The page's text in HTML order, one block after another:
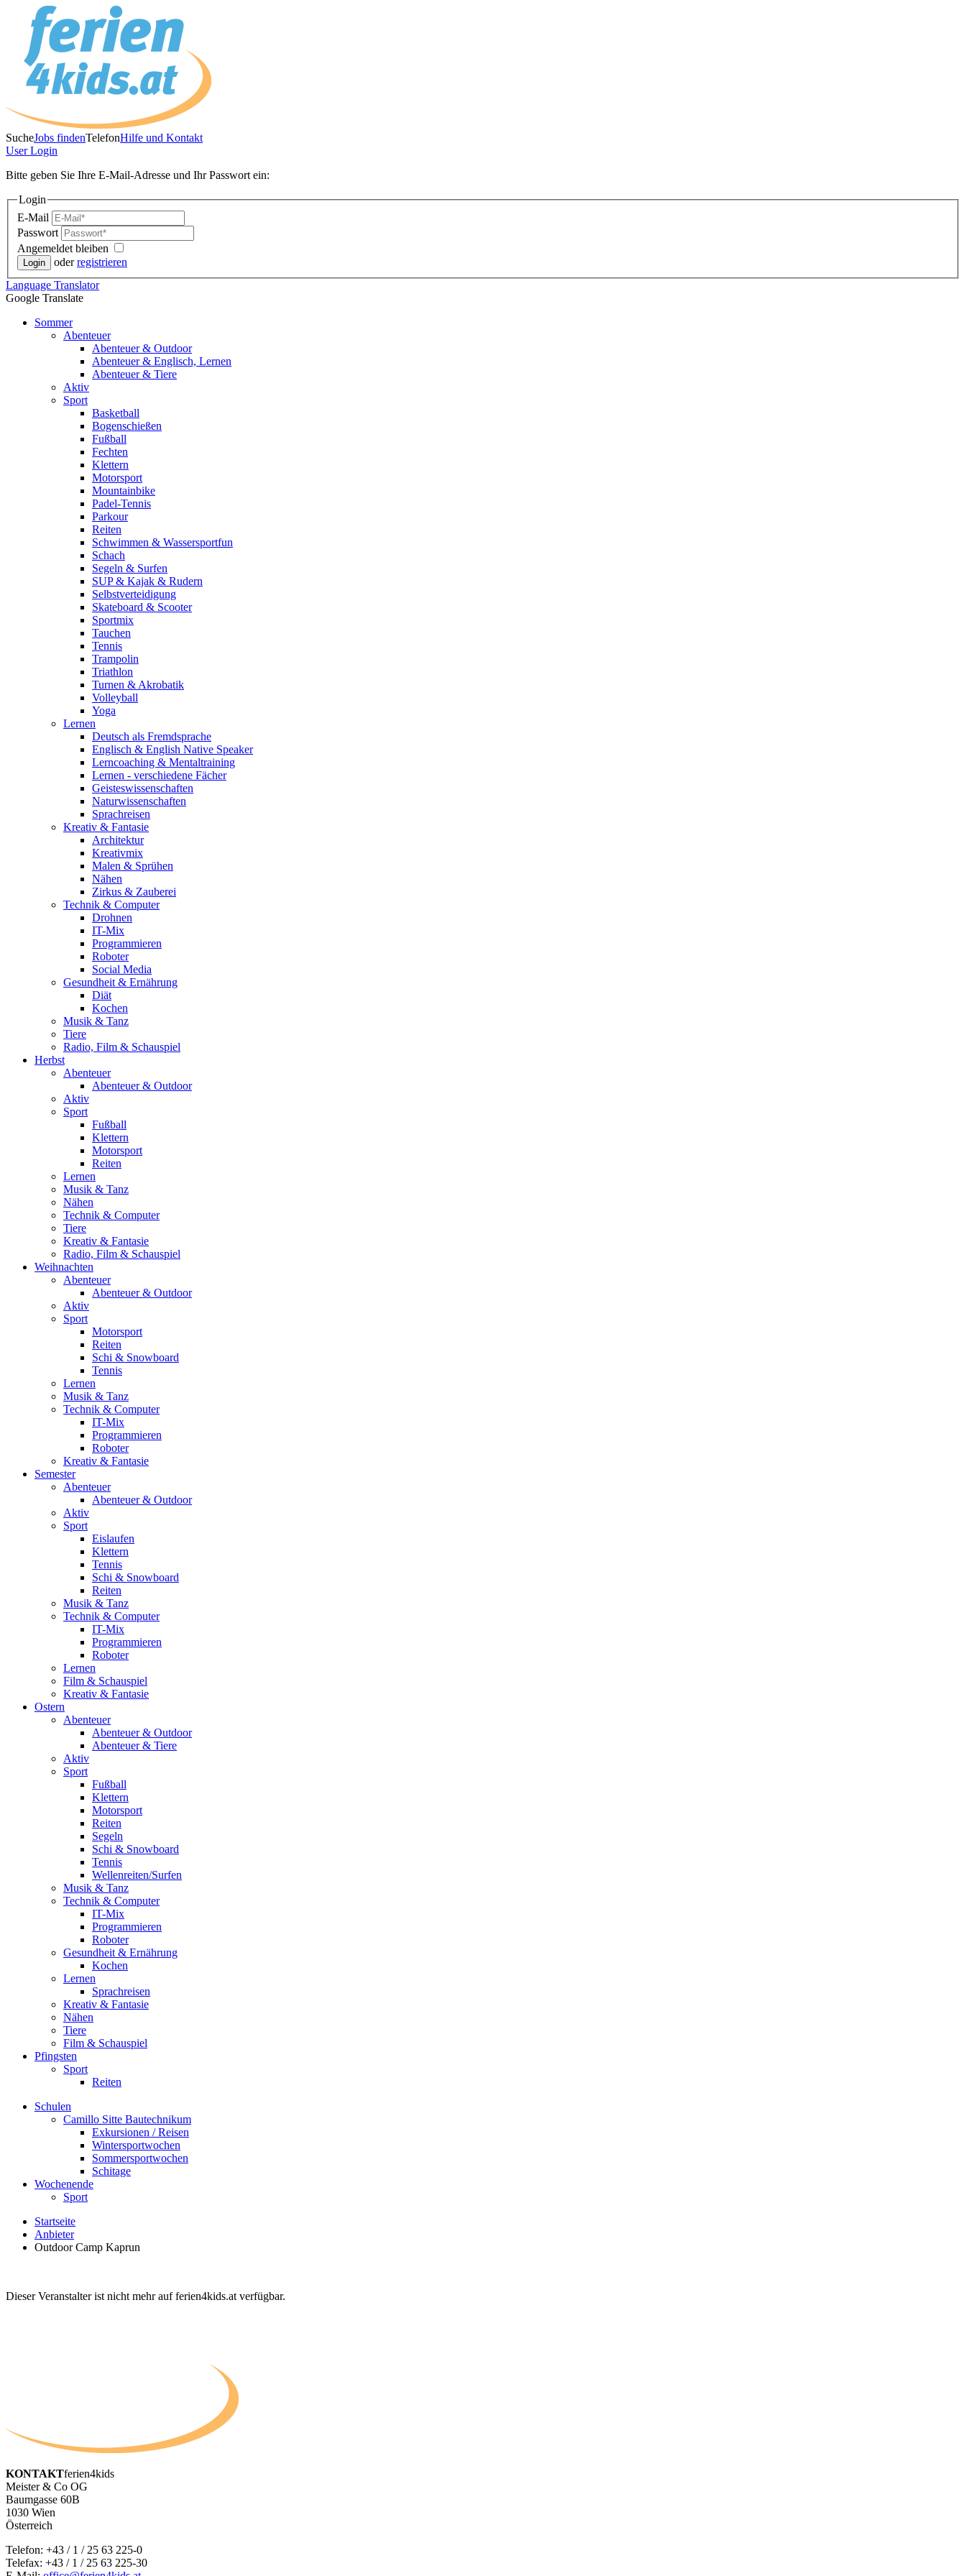
SucheJobs findenTelefonHilfe und Kontakt
UserLogin
Bitte geben Sie Ihre E-Mail-Adresse und Ihr Passwort ein:
Login
E-Mail
Passwort
Angemeldet bleiben
oderregistrieren
Language Translator
Google Translate
Sommer
Abenteuer
Abenteuer & Outdoor
Abenteuer & Englisch, Lernen
Abenteuer & Tiere
Aktiv
Sport
Basketball
Bogenschießen
Fußball
Fechten
Klettern
Motorsport
Mountainbike
Padel-Tennis
Parkour
Reiten
Schwimmen & Wassersportfun
Schach
Segeln & Surfen
SUP & Kajak & Rudern
Selbstverteidigung
Skateboard & Scooter
Sportmix
Tauchen
Tennis
Trampolin
Triathlon
Turnen & Akrobatik
Volleyball
Yoga
Lernen
Deutsch als Fremdsprache
Englisch & English Native Speaker
Lerncoaching & Mentaltraining
Lernen - verschiedene Fächer
Geisteswissenschaften
Naturwissenschaften
Sprachreisen
Kreativ & Fantasie
Architektur
Kreativmix
Malen & Sprühen
Nähen
Zirkus & Zauberei
Technik & Computer
Drohnen
IT-Mix
Programmieren
Roboter
Social Media
Gesundheit & Ernährung
Diät
Kochen
Musik & Tanz
Tiere
Radio, Film & Schauspiel
Herbst
Abenteuer
Abenteuer & Outdoor
Aktiv
Sport
Fußball
Klettern
Motorsport
Reiten
Lernen
Musik & Tanz
Nähen
Technik & Computer
Tiere
Kreativ & Fantasie
Radio, Film & Schauspiel
Weihnachten
Abenteuer
Abenteuer & Outdoor
Aktiv
Sport
Motorsport
Reiten
Schi & Snowboard
Tennis
Lernen
Musik & Tanz
Technik & Computer
IT-Mix
Programmieren
Roboter
Kreativ & Fantasie
Semester
Abenteuer
Abenteuer & Outdoor
Aktiv
Sport
Eislaufen
Klettern
Tennis
Schi & Snowboard
Reiten
Musik & Tanz
Technik & Computer
IT-Mix
Programmieren
Roboter
Lernen
Film & Schauspiel
Kreativ & Fantasie
Ostern
Abenteuer
Abenteuer & Outdoor
Abenteuer & Tiere
Aktiv
Sport
Fußball
Klettern
Motorsport
Reiten
Segeln
Schi & Snowboard
Tennis
Wellenreiten/Surfen
Musik & Tanz
Technik & Computer
IT-Mix
Programmieren
Roboter
Gesundheit & Ernährung
Kochen
Lernen
Sprachreisen
Kreativ & Fantasie
Nähen
Tiere
Film & Schauspiel
Pfingsten
Sport
Reiten
Schulen
Camillo Sitte Bautechnikum
Exkursionen / Reisen
Wintersportwochen
Sommersportwochen
Schitage
Wochenende
Sport
Startseite
Anbieter
Outdoor Camp Kaprun
Dieser Veranstalter ist nicht mehr auf ferien4kids.at verfügbar.
KONTAKTferien4kids
Meister & Co OG
Baumgasse 60B
1030 Wien
Österreich
Telefon: +43 / 1 / 25 63 225-0
Telefax: +43 / 1 / 25 63 225-30